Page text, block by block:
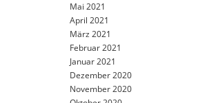
Mai 2021
April 2021
März 2021
Februar 2021
Januar 2021
Dezember 2020
November 2020